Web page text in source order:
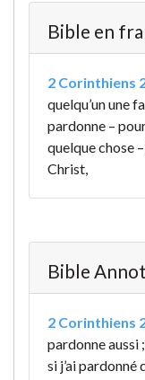
Bible en
2 Corinthiens
quelqu’un une
pardonne –
quelque chose
Christ,
Bible
2 Corinthiens
pardonne aussi
si j’ai pardonné